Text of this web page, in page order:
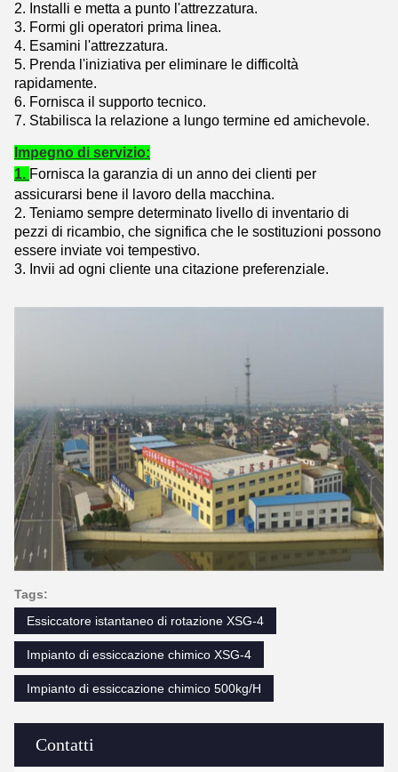
Contatti
2. Installi e metta a punto l'attrezzatura.
3. Formi gli operatori prima linea.
4. Esamini l'attrezzatura.
5. Prenda l'iniziativa per eliminare le difficoltà
rapidamente.
6. Fornisca il supporto tecnico.
7. Stabilisca la relazione a lungo termine ed amichevole.
Impegno di servizio:
1. Fornisca la garanzia di un anno dei clienti per
assicurarsi bene il lavoro della macchina.
2. Teniamo sempre determinato livello di inventario di
pezzi di ricambio, che significa che le sostituzioni possono
essere inviate voi tempestivo.
3. Invii ad ogni cliente una citazione preferenziale.
Tags:
Essiccatore istantaneo di rotazione XSG-4
Impianto di essiccazione chimico XSG-4
Impianto di essiccazione chimico 500kg/H